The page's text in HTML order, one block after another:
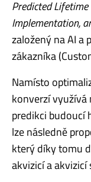
Predicted Lifetime
Implementation,
založený na AI a
zákazníka
Namísto
konverzí
predikci budoucí
lze následně
který díky tomu
akvizicí a